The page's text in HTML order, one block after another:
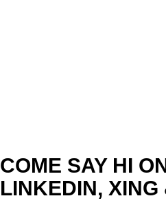
COME SAY HI
LINKEDIN, XING